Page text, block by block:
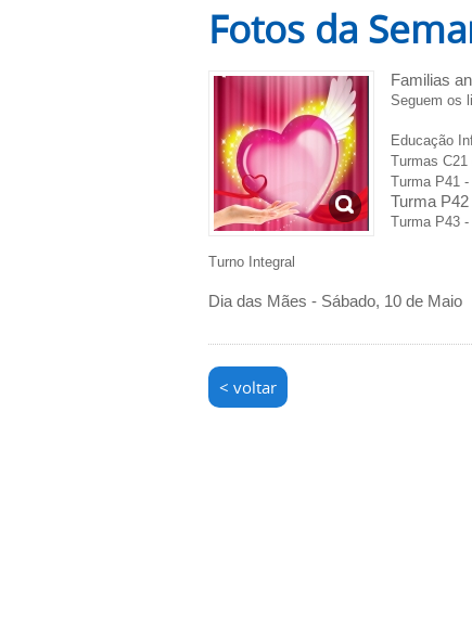
Fotos da
Familias
Seguem os
Educação
Turmas C21
Turma P41
Turma
Turma P43
Turno Integral
Dia das Mães - Sábado, 10 de Maio
< voltar